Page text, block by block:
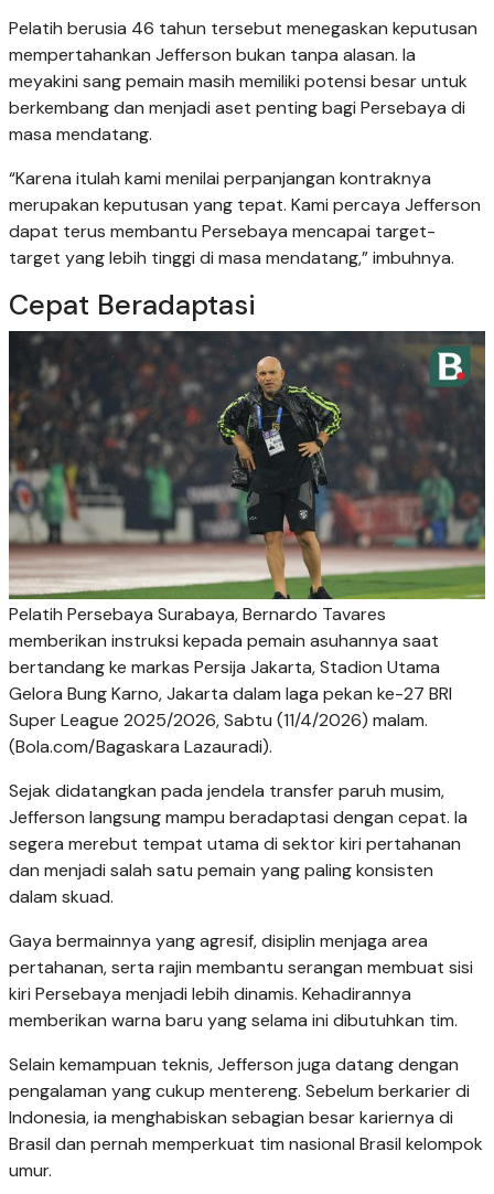
Pelatih berusia 46 tahun tersebut menegaskan keputusan
mempertahankan Jefferson bukan tanpa alasan. Ia
meyakini sang pemain masih memiliki potensi besar untuk
berkembang dan menjadi aset penting bagi Persebaya di
masa mendatang.
“Karena itulah kami menilai perpanjangan kontraknya
merupakan keputusan yang tepat. Kami percaya Jefferson
dapat terus membantu Persebaya mencapai target-
target yang lebih tinggi di masa mendatang,” imbuhnya.
Cepat Beradaptasi
Pelatih Persebaya Surabaya, Bernardo Tavares
memberikan instruksi kepada pemain asuhannya saat
bertandang ke markas Persija Jakarta, Stadion Utama
Gelora Bung Karno, Jakarta dalam laga pekan ke-27 BRI
Super League 2025/2026, Sabtu (11/4/2026) malam.
(Bola.com/Bagaskara Lazauradi).
Sejak didatangkan pada jendela transfer paruh musim,
Jefferson langsung mampu beradaptasi dengan cepat. Ia
segera merebut tempat utama di sektor kiri pertahanan
dan menjadi salah satu pemain yang paling konsisten
dalam skuad.
Gaya bermainnya yang agresif, disiplin menjaga area
pertahanan, serta rajin membantu serangan membuat sisi
kiri Persebaya menjadi lebih dinamis. Kehadirannya
memberikan warna baru yang selama ini dibutuhkan tim.
Selain kemampuan teknis, Jefferson juga datang dengan
pengalaman yang cukup mentereng. Sebelum berkarier di
Indonesia, ia menghabiskan sebagian besar kariernya di
Brasil dan pernah memperkuat tim nasional Brasil kelompok
umur.